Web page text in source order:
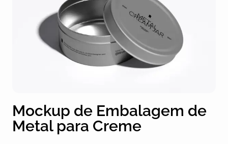
Mockup de Embalagem de
Metal para Creme